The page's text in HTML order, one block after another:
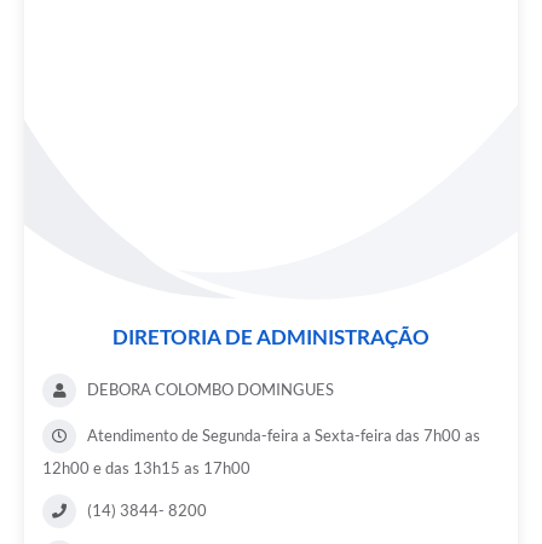
DIRETORIA DE ADMINISTRAÇÃO
DEBORA COLOMBO DOMINGUES
Atendimento de Segunda-feira a Sexta-feira das 7h00 as
12h00 e das 13h15 as 17h00
(14) 3844- 8200